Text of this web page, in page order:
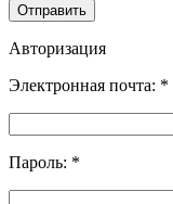
Отправить
Авторизация
Электронная почта: *
Пароль: *